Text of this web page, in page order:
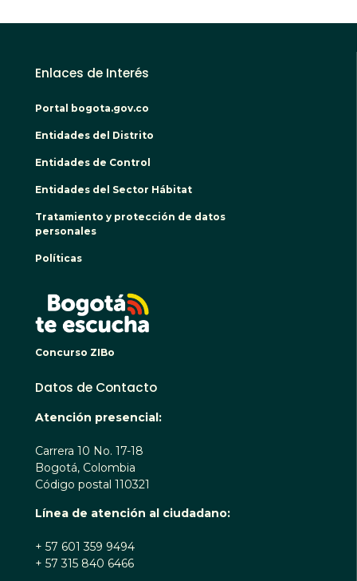
Enlaces de Interés
Portal bogota.gov.co
Entidades del Distrito
Entidades de Control
Entidades del Sector Hábitat
Tratamiento y protección de datos
personales
Políticas
Concurso ZIBo
Datos de Contacto
Atención presencial:
Carrera 10 No. 17-18
Bogotá, Colombia
Código postal 110321
Línea de atención al ciudadano:
+ 57 601 359 9494
+ 57 315 840 6466